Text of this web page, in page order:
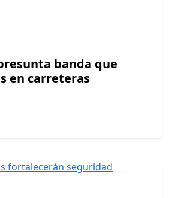
banda que
en carreteras